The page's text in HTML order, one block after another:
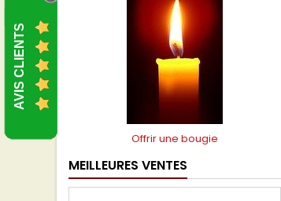
Offrir une bougie
MEILLEURES VENTES
AVIS CLIENTS